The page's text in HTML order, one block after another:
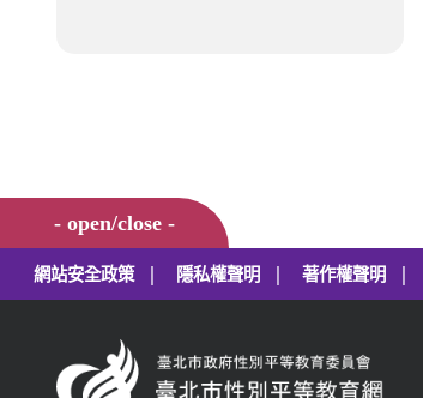
- open/close -
網站安全政策 | 隱私權聲明 | 著作權聲明 |